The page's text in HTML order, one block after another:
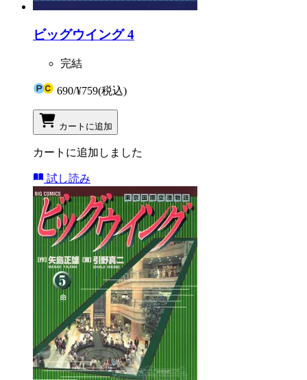
ビッグウイング 4
完結
690/¥759(税込)
カートに追加
カートに追加しました
試し読み